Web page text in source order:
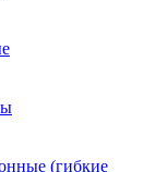
(гибкие